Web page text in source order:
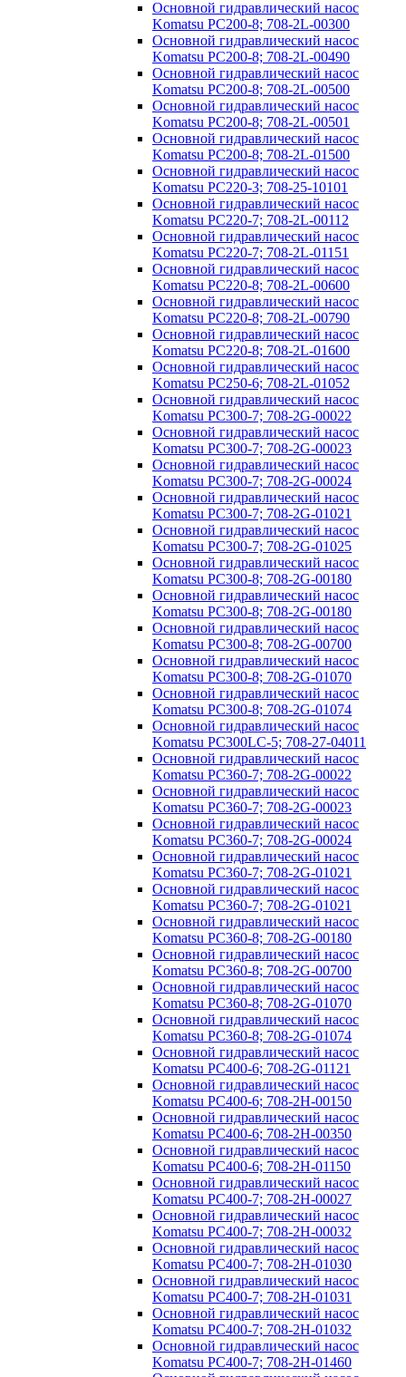
Основной гидравлический насос
Komatsu PC200-8; 708-2L-00300
Основной гидравлический насос
Komatsu PC200-8; 708-2L-00490
Основной гидравлический насос
Komatsu PC200-8; 708-2L-00500
Основной гидравлический насос
Komatsu PC200-8; 708-2L-00501
Основной гидравлический насос
Komatsu PC200-8; 708-2L-01500
Основной гидравлический насос
Komatsu PC220-3; 708-25-10101
Основной гидравлический насос
Komatsu PC220-7; 708-2L-00112
Основной гидравлический насос
Komatsu PC220-7; 708-2L-01151
Основной гидравлический насос
Komatsu PC220-8; 708-2L-00600
Основной гидравлический насос
Komatsu PC220-8; 708-2L-00790
Основной гидравлический насос
Komatsu PC220-8; 708-2L-01600
Основной гидравлический насос
Komatsu PC250-6; 708-2L-01052
Основной гидравлический насос
Komatsu PC300-7; 708-2G-00022
Основной гидравлический насос
Komatsu PC300-7; 708-2G-00023
Основной гидравлический насос
Komatsu PC300-7; 708-2G-00024
Основной гидравлический насос
Komatsu PC300-7; 708-2G-01021
Основной гидравлический насос
Komatsu PC300-7; 708-2G-01025
Основной гидравлический насос
Komatsu PC300-8; 708-2G-00180
Основной гидравлический насос
Komatsu PC300-8; 708-2G-00180
Основной гидравлический насос
Komatsu PC300-8; 708-2G-00700
Основной гидравлический насос
Komatsu PC300-8; 708-2G-01070
Основной гидравлический насос
Komatsu PC300-8; 708-2G-01074
Основной гидравлический насос
Komatsu PC300LC-5; 708-27-04011
Основной гидравлический насос
Komatsu PC360-7; 708-2G-00022
Основной гидравлический насос
Komatsu PC360-7; 708-2G-00023
Основной гидравлический насос
Komatsu PC360-7; 708-2G-00024
Основной гидравлический насос
Komatsu PC360-7; 708-2G-01021
Основной гидравлический насос
Komatsu PC360-7; 708-2G-01021
Основной гидравлический насос
Komatsu PC360-8; 708-2G-00180
Основной гидравлический насос
Komatsu PC360-8; 708-2G-00700
Основной гидравлический насос
Komatsu PC360-8; 708-2G-01070
Основной гидравлический насос
Komatsu PC360-8; 708-2G-01074
Основной гидравлический насос
Komatsu PC400-6; 708-2G-01121
Основной гидравлический насос
Komatsu PC400-6; 708-2H-00150
Основной гидравлический насос
Komatsu PC400-6; 708-2H-00350
Основной гидравлический насос
Komatsu PC400-6; 708-2H-01150
Основной гидравлический насос
Komatsu PC400-7; 708-2H-00027
Основной гидравлический насос
Komatsu PC400-7; 708-2H-00032
Основной гидравлический насос
Komatsu PC400-7; 708-2H-01030
Основной гидравлический насос
Komatsu PC400-7; 708-2H-01031
Основной гидравлический насос
Komatsu PC400-7; 708-2H-01032
Основной гидравлический насос
Komatsu PC400-7; 708-2H-01460